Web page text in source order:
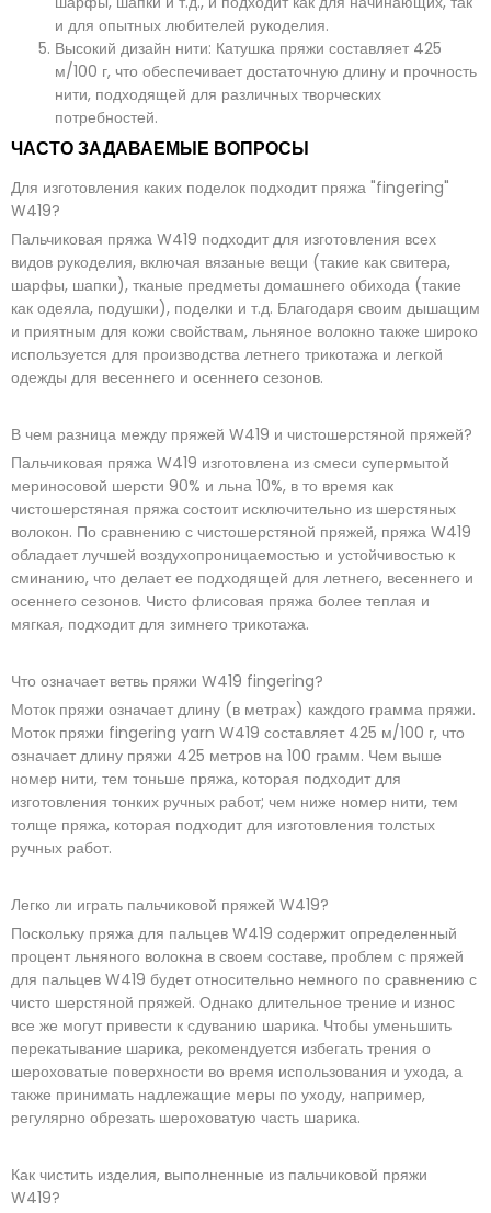
и для опытных любителей рукоделия.
Высокий дизайн нити: Катушка пряжи составляет 425
м/100 г, что обеспечивает достаточную длину и прочность
нити, подходящей для различных творческих
потребностей.
ЧАСТО ЗАДАВАЕМЫЕ ВОПРОСЫ
Для изготовления каких поделок подходит пряжа "fingering"
W419?
Пальчиковая пряжа W419 подходит для изготовления всех
видов рукоделия, включая вязаные вещи (такие как свитера,
шарфы, шапки), тканые предметы домашнего обихода (такие
как одеяла, подушки), поделки и т.д. Благодаря своим дышащим
и приятным для кожи свойствам, льняное волокно также широко
используется для производства летнего трикотажа и легкой
одежды для весеннего и осеннего сезонов.
В чем разница между пряжей W419 и чистошерстяной пряжей?
Пальчиковая пряжа W419 изготовлена из смеси супермытой
мериносовой шерсти 90% и льна 10%, в то время как
чистошерстяная пряжа состоит исключительно из шерстяных
волокон. По сравнению с чистошерстяной пряжей, пряжа W419
обладает лучшей воздухопроницаемостью и устойчивостью к
сминанию, что делает ее подходящей для летнего, весеннего и
осеннего сезонов. Чисто флисовая пряжа более теплая и
мягкая, подходит для зимнего трикотажа.
Что означает ветвь пряжи W419 fingering?
Моток пряжи означает длину (в метрах) каждого грамма пряжи.
Моток пряжи fingering yarn W419 составляет 425 м/100 г, что
означает длину пряжи 425 метров на 100 грамм. Чем выше
номер нити, тем тоньше пряжа, которая подходит для
изготовления тонких ручных работ; чем ниже номер нити, тем
толще пряжа, которая подходит для изготовления толстых
ручных работ.
Легко ли играть пальчиковой пряжей W419?
Поскольку пряжа для пальцев W419 содержит определенный
процент льняного волокна в своем составе, проблем с пряжей
для пальцев W419 будет относительно немного по сравнению с
чисто шерстяной пряжей. Однако длительное трение и износ
все же могут привести к сдуванию шарика. Чтобы уменьшить
перекатывание шарика, рекомендуется избегать трения о
шероховатые поверхности во время использования и ухода, а
также принимать надлежащие меры по уходу, например,
регулярно обрезать шероховатую часть шарика.
Как чистить изделия, выполненные из пальчиковой пряжи
W419?